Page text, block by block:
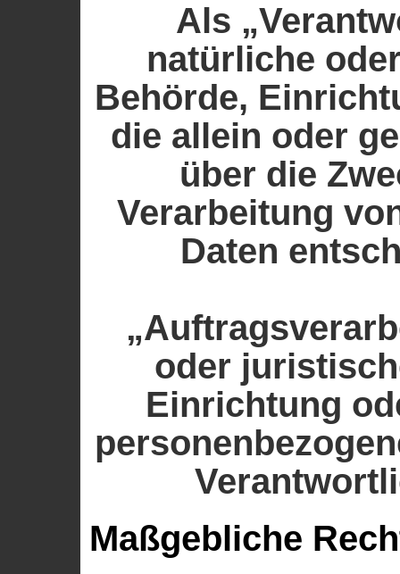
Als
natürliche
Behörde,
die allein oder
über die
Verarbeitung
Daten
oder
Einrichtung
Maßgebliche